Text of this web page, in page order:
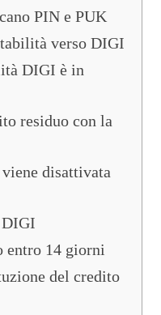
PIN e PUK
verso DIGI
DIGI è in
residuo con la
disattivata
DIGI
entro 14 giorni
del credito